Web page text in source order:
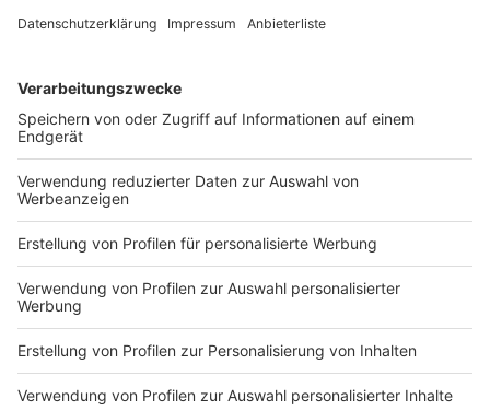
DEINE GEMERKTEN ARTIKEL
Du hast dir noch keine Artikel gemerkt
Markiere sie hierfür mit einem